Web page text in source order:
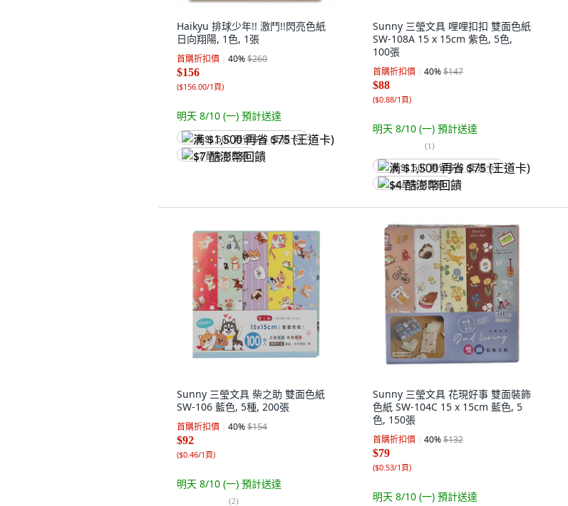
Haikyu 排球少年!! 激鬥!!閃亮色紙
日向翔陽, 1色, 1張
首購折扣價 40%$260
$156
($156.00/1頁)
明天 8/10 (一) 預計送達
满 $1,500 再省 $75 (王道卡)
$7 酷澎幣回饋
Sunny 三瑩文具 哩哩扣扣 雙面色紙
SW-108A 15 x 15cm 紫色, 5色,
100張
首購折扣價 40%$147
$88
($0.88/1頁)
明天 8/10 (一) 預計送達
(1)
满 $1,500 再省 $75 (王道卡)
$4 酷澎幣回饋
Sunny 三瑩文具 柴之助 雙面色紙
SW-106 藍色, 5種, 200張
首購折扣價 40%$154
$92
($0.46/1頁)
明天 8/10 (一) 預計送達
(2)
Sunny 三瑩文具 花現好事 雙面裝飾
色紙 SW-104C 15 x 15cm 藍色, 5
色, 150張
首購折扣價 40%$132
$79
($0.53/1頁)
明天 8/10 (一) 預計送達